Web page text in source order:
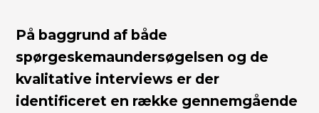
På baggrund af både
spørgeskemaundersøgelsen og de
kvalitative interviews er der
identificeret en række gennemgående